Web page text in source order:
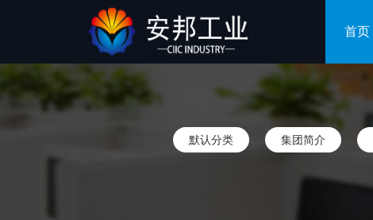
首页
默认分类 集团简介